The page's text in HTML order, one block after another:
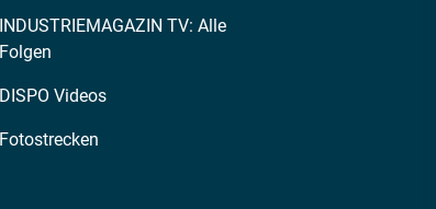
INDUSTRIEMAGAZIN TV: Alle
Folgen
DISPO Videos
Fotostrecken